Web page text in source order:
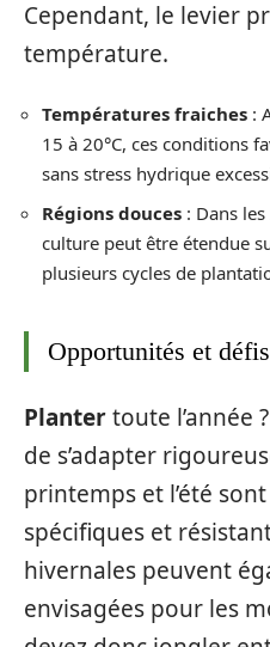
Cependant, le levier
température.
Températures fraiches :
15 à 20°C, ces conditions
sans stress hydrique
Régions douces : Dans
culture peut être étendue
plusieurs cycles de
Opportunités et défis
Plantertoute l’année
de s’adapter
printemps et l’été
spécifiques et
hivernales peuvent
envisagées pour les